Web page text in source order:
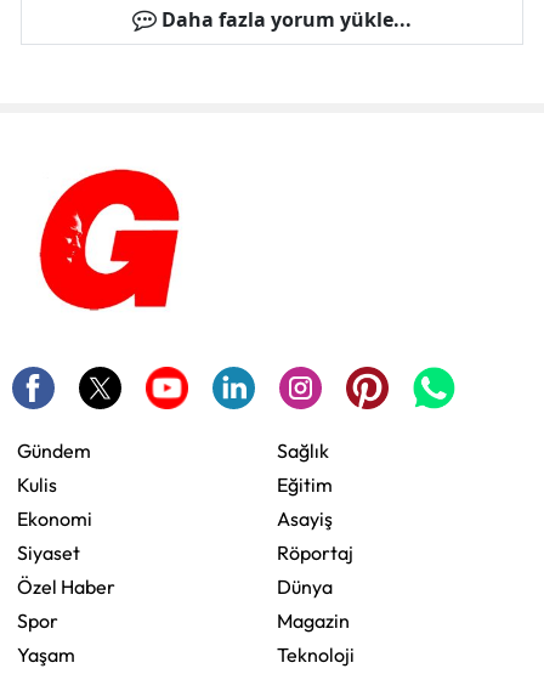
Daha fazla yorum yükle...
Gündem
Kulis
Ekonomi
Siyaset
Özel Haber
Spor
Yaşam
Sağlık
Eğitim
Asayiş
Röportaj
Dünya
Magazin
Teknoloji